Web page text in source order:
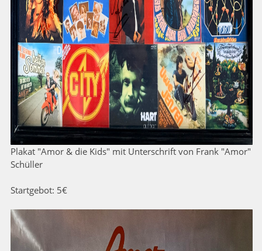
Plakat "Amor & die Kids" mit Unterschrift von Frank "Amor"
Schüller
Startgebot: 5€